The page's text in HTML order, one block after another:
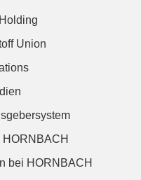
Union
HORNBACH
bei HORNBACH